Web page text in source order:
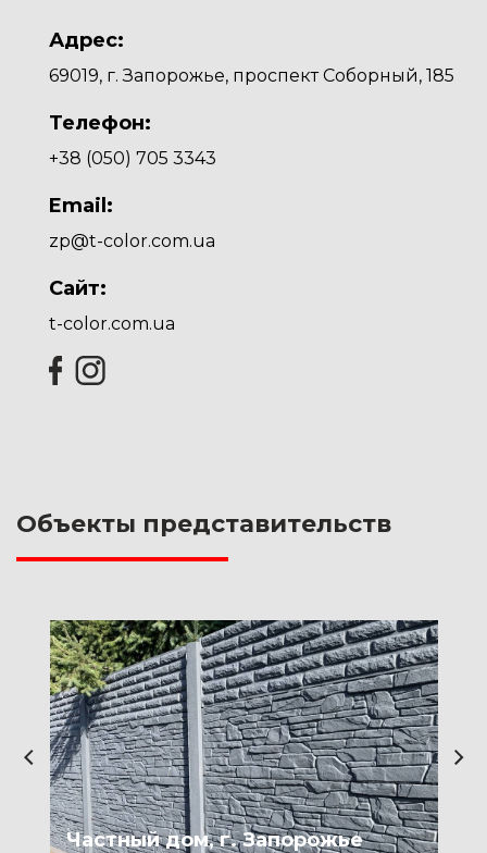
Адрес:
69019, г. Запорожье, проспект Соборный, 185
Телефон:
+38 (050) 705 3343
Email:
zp@t-color.com.ua
Сайт:
t-color.com.ua
Объекты представительств
Частный дом, г. Запорожье